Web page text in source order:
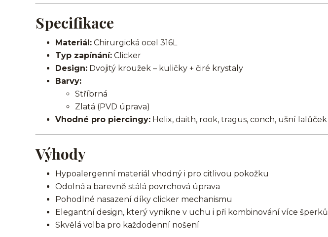
Specifikace
Materiál: Chirurgická ocel 316L
Typ zapínání: Clicker
Design: Dvojitý kroužek – kuličky + čiré krystaly
Barvy:
Stříbrná
Zlatá (PVD úprava)
Vhodné pro piercingy: Helix, daith, rook, tragus, conch, ušní lalůček
Výhody
Hypoalergenní materiál vhodný i pro citlivou pokožku
Odolná a barevně stálá povrchová úprava
Pohodlné nasazení díky clicker mechanismu
Elegantní design, který vynikne v uchu i při kombinování více šperků
Skvělá volba pro každodenní nošení